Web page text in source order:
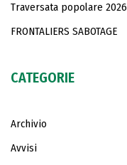
Traversata popolare 2026
FRONTALIERS SABOTAGE
CATEGORIE
Archivio
Avvisi